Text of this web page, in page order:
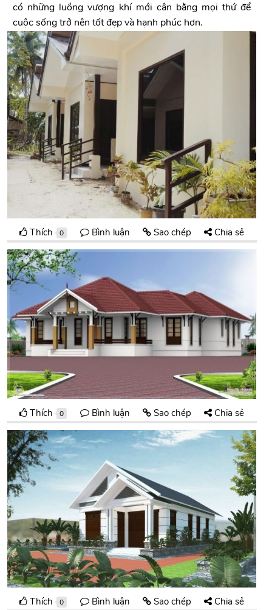
có những luồng vượng khí mới cân bằng mọi thứ để
cuộc sống trở nên tốt đẹp và hạnh phúc hơn.
Thích 0 Bình luận Sao chép Chia sẻ
Thích 0 Bình luận Sao chép Chia sẻ
Thích 0 Bình luận Sao chép Chia sẻ